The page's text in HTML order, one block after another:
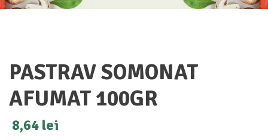
PASTRAV SOMONAT
AFUMAT 100GR
8,64 lei